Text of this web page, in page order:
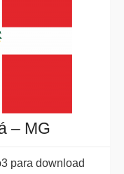
– MG
para download